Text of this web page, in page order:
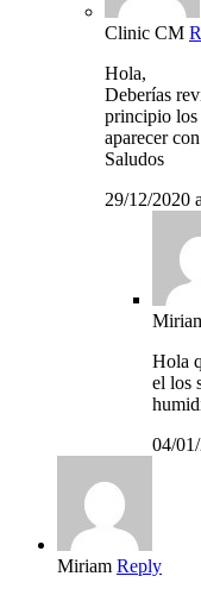
Clinic CM
Hola,
Deberías
principio los
aparecer
Saludos
29/12/2020
Hola
el los
04/
Miriam Reply